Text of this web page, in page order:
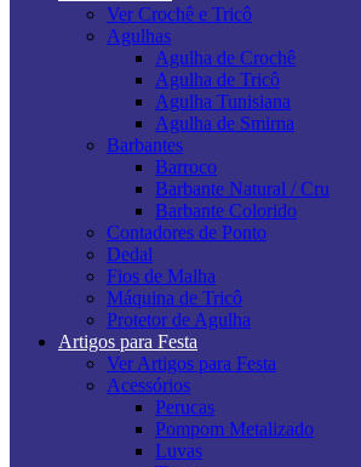
Ver Crochê e Tricô
Agulhas
Agulha de Crochê
Agulha de Tricô
Agulha Tunisiana
Agulha de Smirna
Barbantes
Barroco
Barbante Natural / Cru
Barbante Colorido
Contadores de Ponto
Dedal
Fios de Malha
Máquina de Tricô
Protetor de Agulha
Artigos para Festa
Ver Artigos para Festa
Acessórios
Perucas
Pompom Metalizado
Luvas